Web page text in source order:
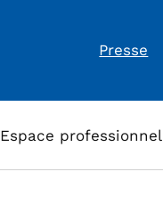
Presse
Espace professionnel